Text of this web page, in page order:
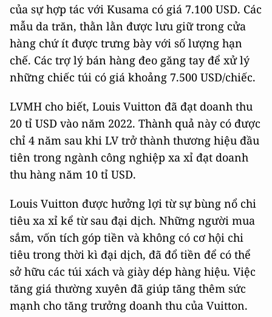
của sự hợp tác với Kusama có giá 7.100 USD. Các
mẫu da trăn, thằn lằn được lưu giữ trong cửa
hàng chứ ít được trưng bày với số lượng hạn
chế. Các trợ lý bán hàng đeo găng tay để xử lý
những chiếc túi có giá khoảng 7.500 USD/chiếc.
LVMH cho biết, Louis Vuitton đã đạt doanh thu
20 tỉ USD vào năm 2022. Thành quả này có được
chỉ 4 năm sau khi LV trở thành thương hiệu đầu
tiên trong ngành công nghiệp xa xỉ đạt doanh
thu hàng năm 10 tỉ USD.
Louis Vuitton được hưởng lợi từ sự bùng nổ chi
tiêu xa xỉ kể từ sau đại dịch. Những người mua
sắm, vốn tích góp tiền và không có cơ hội chi
tiêu trong thời kì đại dịch, đã đổ tiền để có thể
sở hữu các túi xách và giày dép hàng hiệu. Việc
tăng giá thường xuyên đã giúp tăng thêm sức
mạnh cho tăng trưởng doanh thu của Vuitton.